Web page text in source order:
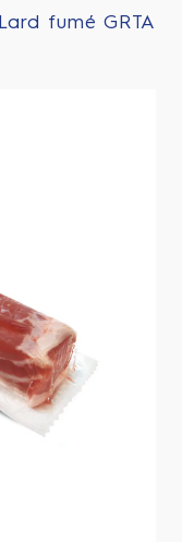
Lard fumé GRTA